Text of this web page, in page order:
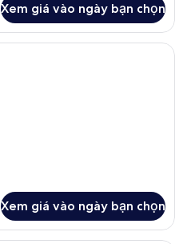
Xem giá vào ngày bạn chọn
Phòng, 2 giường đơn | Bộ đồ
Xem giá vào ngày bạn chọn